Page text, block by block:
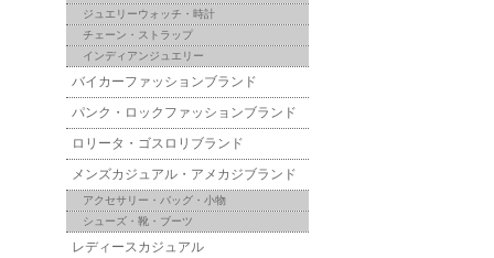
ジュエリーウォッチ・時計
チェーン・ストラップ
インディアンジュエリー
バイカーファッションブランド
パンク・ロックファッションブランド
ロリータ・ゴスロリブランド
メンズカジュアル・アメカジブランド
アクセサリー・バッグ・小物
シューズ・靴・ブーツ
レディースカジュアル